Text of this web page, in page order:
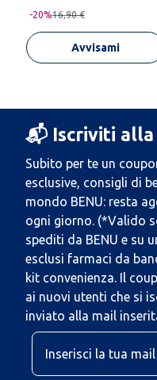
-20%16,90 €
Avvisami
📬 Iscriviti alla
Subito per te un
esclusive, consigli di
mondo BENU: resta
ogni giorno. (*Valido
spediti da BENU e su
esclusi farmaci da
kit convenienza. Il
ai nuovi utenti che si
inviato alla mail